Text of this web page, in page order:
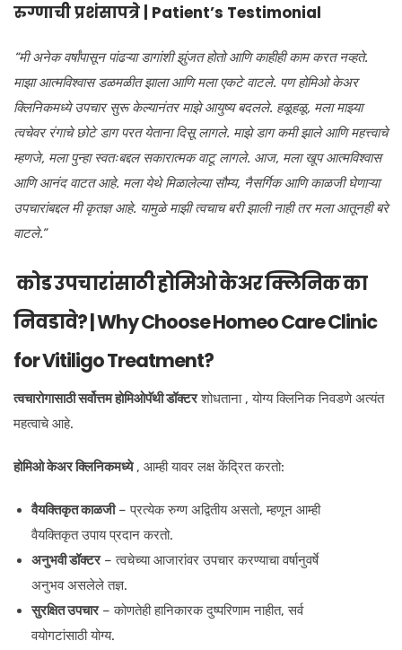
रुग्णाची प्रशंसापत्रे | Patient’s Testimonial
“मी अनेक वर्षांपासून पांढऱ्या डागांशी झुंजत होतो आणि काहीही काम करत नव्हते.
माझा आत्मविश्वास डळमळीत झाला आणि मला एकटे वाटले. पण होमिओ केअर
क्लिनिकमध्ये उपचार सुरू केल्यानंतर माझे आयुष्य बदलले. हळूहळू, मला माझ्या
त्वचेवर रंगाचे छोटे डाग परत येताना दिसू लागले. माझे डाग कमी झाले आणि महत्त्वाचे
म्हणजे, मला पुन्हा स्वतःबद्दल सकारात्मक वाटू लागले. आज, मला खूप आत्मविश्वास
आणि आनंद वाटत आहे. मला येथे मिळालेल्या सौम्य, नैसर्गिक आणि काळजी घेणाऱ्या
उपचारांबद्दल मी कृतज्ञ आहे. यामुळे माझी त्वचाच बरी झाली नाही तर मला आतूनही बरे
वाटले.”
कोड उपचारांसाठी होमिओ केअर क्लिनिक का
निवडावे? | Why Choose Homeo Care Clinic
for Vitiligo Treatment?
त्वचारोगासाठी सर्वोत्तम होमिओपॅथी डॉक्टरशोधताना , योग्य क्लिनिक निवडणे अत्यंत
महत्वाचे आहे.
होमिओ केअर क्लिनिकमध्ये, आम्ही यावर लक्ष केंद्रित करतो:
वैयक्तिकृत काळजी– प्रत्येक रुग्ण अद्वितीय असतो, म्हणून आम्ही
वैयक्तिकृत उपाय प्रदान करतो.
अनुभवी डॉक्टर– त्वचेच्या आजारांवर उपचार करण्याचा वर्षानुवर्षे
अनुभव असलेले तज्ञ.
सुरक्षित उपचार– कोणतेही हानिकारक दुष्परिणाम नाहीत, सर्व
वयोगटांसाठी योग्य.